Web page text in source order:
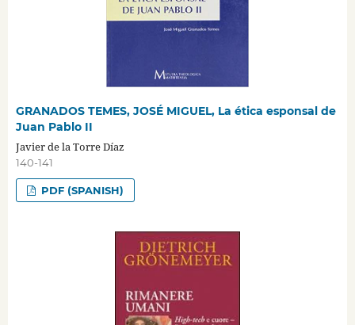
GRANADOS TEMES, JOSÉ MIGUEL, La ética esponsal de
Juan Pablo II
Javier de la Torre Díaz
140-141
PDF (SPANISH)